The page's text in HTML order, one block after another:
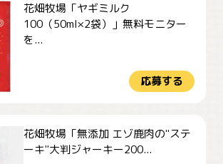
花畑牧場「ヤギミルク
100（50ml×2袋）」無料モニター
を...
応募する
花畑牧場「無添加 エゾ鹿肉の"ステ
ーキ"大判ジャーキー200...